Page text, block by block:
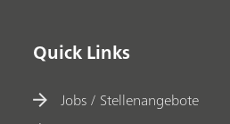
Quick Links
Jobs / Stellenangebote